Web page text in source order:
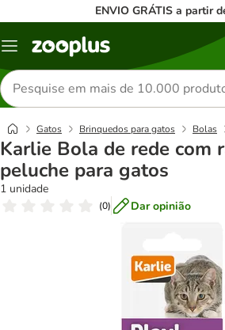
ENVIO GRÁTIS a partir
Menu
Pesquisar
produtos
Gatos Brinquedos para gatos Bolas
Karlie Bola de rede com
peluche para gatos
1 unidade
(0) Dar opinião